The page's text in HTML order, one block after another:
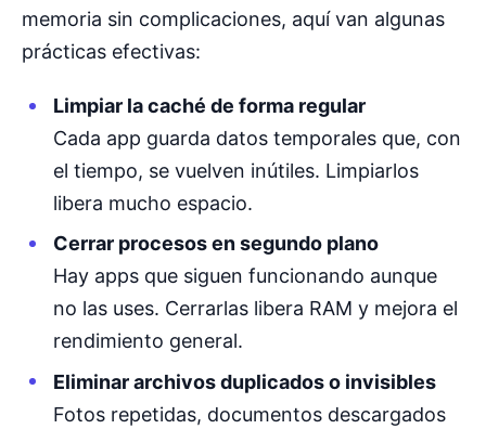
memoria sin complicaciones, aquí van algunas
prácticas efectivas:
Limpiar la caché de forma regular
Cada app guarda datos temporales que, con
el tiempo, se vuelven inútiles. Limpiarlos
libera mucho espacio.
Cerrar procesos en segundo plano
Hay apps que siguen funcionando aunque
no las uses. Cerrarlas libera RAM y mejora el
rendimiento general.
Eliminar archivos duplicados o invisibles
Fotos repetidas, documentos descargados